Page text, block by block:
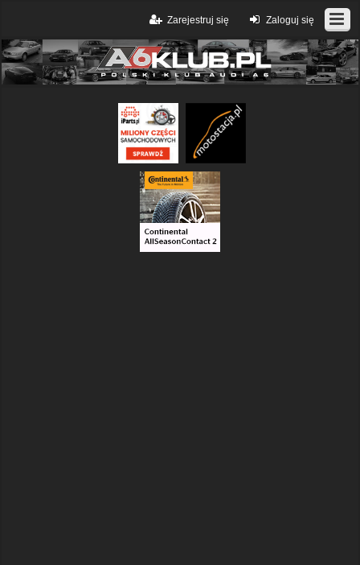
Zaloguj się
Zarejestruj się